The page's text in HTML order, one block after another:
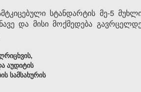
სტანდარტის მე-5
და მისი მოქმედება
აუდიტის
სამსახურის